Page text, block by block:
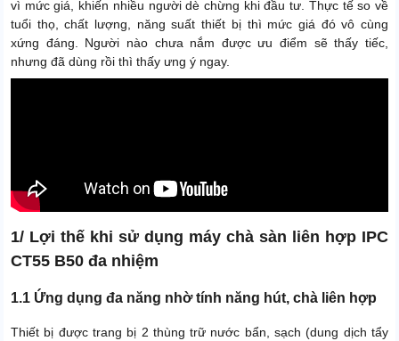
vì mức giá, khiến nhiều người dè chừng khi đầu tư. Thực tế so về
tuổi thọ, chất lượng, năng suất thiết bị thì mức giá đó vô cùng
xứng đáng. Người nào chưa nắm được ưu điểm sẽ thấy tiếc,
nhưng đã dùng rồi thì thấy ưng ý ngay.
1/ Lợi thế khi sử dụng máy chà sàn liên hợp IPC
CT55 B50 đa nhiệm
1.1 Ứng dụng đa năng nhờ tính năng hút, chà liên hợp
Thiết bị được trang bị 2 thùng trữ nước bẩn, sạch (dung dịch tẩy